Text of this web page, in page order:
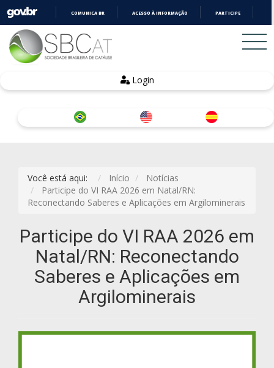
COMUNICA BR ACESSO À INFORMAÇÃO PARTICIPE
Login
Você está aqui: Início
Notícias
Participe do VI RAA 2026 em Natal/RN:
Reconectando Saberes e Aplicações em Argilominerais
Participe do VI RAA 2026 em
Natal/RN: Reconectando
Saberes e Aplicações em
Argilominerais